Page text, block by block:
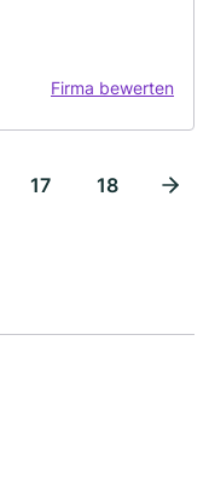
Firma bewerten
17 18